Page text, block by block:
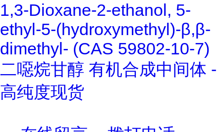
1,3-Dioxane-2-ethanol, 5-
ethyl-5-(hydroxymethyl)-β,β-
dimethyl- (CAS 59802-10-7)
二噁烷甘醇 有机合成中间体 -
高纯度现货